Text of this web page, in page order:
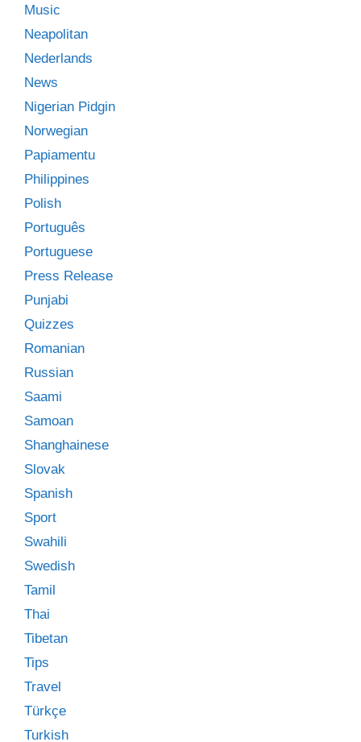
Music
Neapolitan
Nederlands
News
Nigerian Pidgin
Norwegian
Papiamentu
Philippines
Polish
Português
Portuguese
Press Release
Punjabi
Quizzes
Romanian
Russian
Saami
Samoan
Shanghainese
Slovak
Spanish
Sport
Swahili
Swedish
Tamil
Thai
Tibetan
Tips
Travel
Türkçe
Turkish